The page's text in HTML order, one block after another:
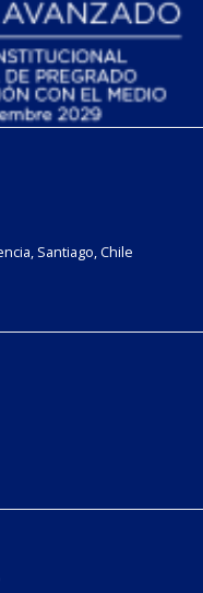
Santiago, Chile